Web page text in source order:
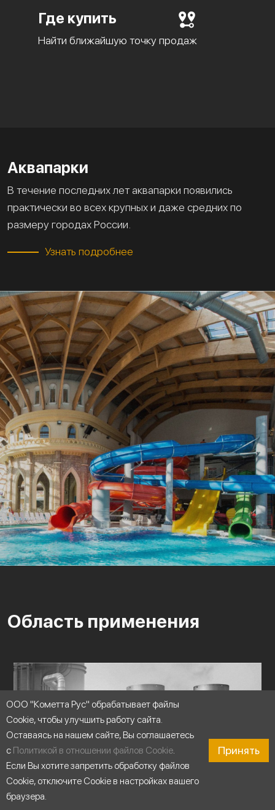
Где купить
Найти ближайшую точку продаж
Аквапарки
В течение последних лет аквапарки появились
практически во всех крупных и даже средних по
размеру городах России.
Узнать подробнее
Область применения
ООО "Кометта Рус" обрабатывает файлы
Cookie, чтобы улучшить работу сайта.
Оставаясь на нашем сайте, Вы соглашаетесь
с Политикой в отношении файлов Cookie.
Если Вы хотите запретить обработку файлов
Cookie, отключите Cookie в настройках вашего
браузера.
Принять